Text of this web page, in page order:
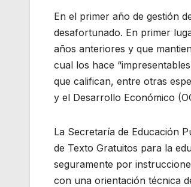
En el primer año de gestión
desafortunado. En primer
años anteriores y que
cual los hace
que califican, entre otras
y el Desarrollo Económico
La Secretaría de Educación
de Texto Gratuitos para la
seguramente por
con una orientación técnica